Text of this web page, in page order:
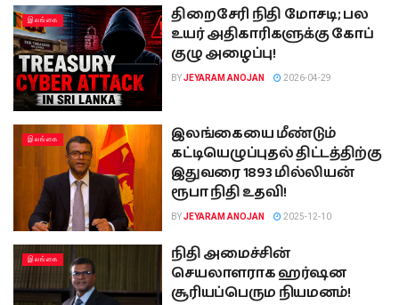
இலங்கை
திறைசேரி நிதி மோசடி; பல
உயர் அதிகாரிகளுக்கு கோப்
குழு அழைப்பு!
BYJEYARAM ANOJAN 2026-04-29
இலங்கை
இலங்கையை மீண்டும்
கட்டியெழுப்புதல் திட்டத்திற்கு
இதுவரை 1893 மில்லியன்
ரூபா நிதி உதவி!
BYJEYARAM ANOJAN 2025-12-10
இலங்கை
நிதி அமைச்சின்
செயலாளராக ஹர்ஷன
சூரியப்பெரும நியமனம்!